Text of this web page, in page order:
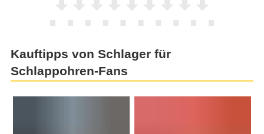
Kauftipps von Schlager für
Schlappohren-Fans